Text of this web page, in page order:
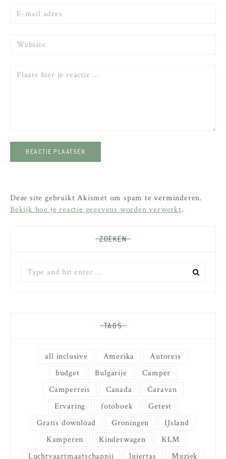
E-
Website
Reactie
Deze site gebruikt Akismet om spam te verminderen.
Bekijk hoe je reactie gegevens worden verwerkt.
ZOEKEN
TAGS
all inclusive Amerika
Autoreis
budget
Bulgarije
Camper
Camperreis
Canada
Caravan
Ervaring
fotoboek
Getest
Gratis download
Groningen
IJsland
Kamperen
Kinderwagen
KLM
Luchtvaartmaatschappij
luiertas
Muziek